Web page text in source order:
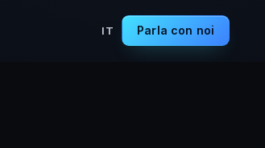
IT Parla con noi